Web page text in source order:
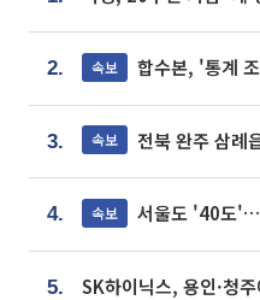
2. 속보 합수본, '통계 조작' 서
3. 속보 전북 완주 삼례
4. 속보 서울도 '40도'…
5.